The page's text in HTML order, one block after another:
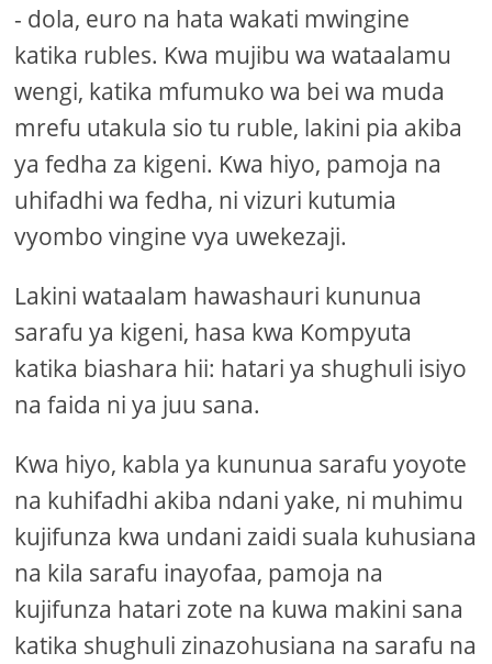
- dola, euro na hata wakati mwingine
katika rubles. Kwa mujibu wa wataalamu
wengi, katika mfumuko wa bei wa muda
mrefu utakula sio tu ruble, lakini pia akiba
ya fedha za kigeni. Kwa hiyo, pamoja na
uhifadhi wa fedha, ni vizuri kutumia
vyombo vingine vya uwekezaji.
Lakini wataalam hawashauri kununua
sarafu ya kigeni, hasa kwa Kompyuta
katika biashara hii: hatari ya shughuli isiyo
na faida ni ya juu sana.
Kwa hiyo, kabla ya kununua sarafu yoyote
na kuhifadhi akiba ndani yake, ni muhimu
kujifunza kwa undani zaidi suala kuhusiana
na kila sarafu inayofaa, pamoja na
kujifunza hatari zote na kuwa makini sana
katika shughuli zinazohusiana na sarafu na